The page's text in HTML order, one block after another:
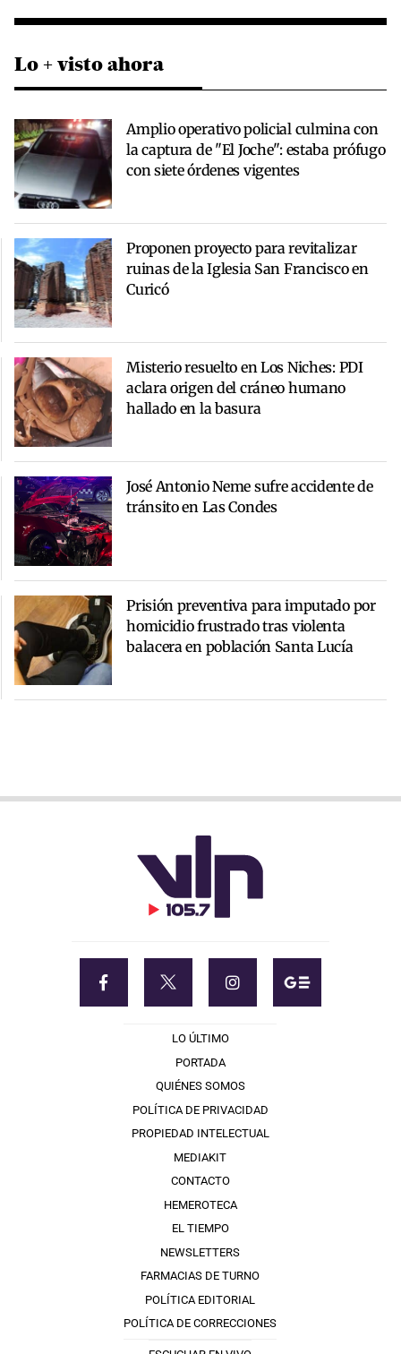
Lo + visto ahora
Amplio operativo policial culmina con
la captura de "El Joche": estaba prófugo
con siete órdenes vigentes
Proponen proyecto para revitalizar
ruinas de la Iglesia San Francisco en
Curicó
Misterio resuelto en Los Niches: PDI
aclara origen del cráneo humano
hallado en la basura
José Antonio Neme sufre accidente de
tránsito en Las Condes
Prisión preventiva para imputado por
homicidio frustrado tras violenta
balacera en población Santa Lucía
LO ÚLTIMO
PORTADA
QUIÉNES SOMOS
POLÍTICA DE PRIVACIDAD
PROPIEDAD INTELECTUAL
MEDIAKIT
CONTACTO
HEMEROTECA
EL TIEMPO
NEWSLETTERS
FARMACIAS DE TURNO
POLÍTICA EDITORIAL
POLÍTICA DE CORRECCIONES